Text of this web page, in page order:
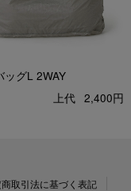
ッグL 2WAY
上代 2,400円
取引法に基づく表記